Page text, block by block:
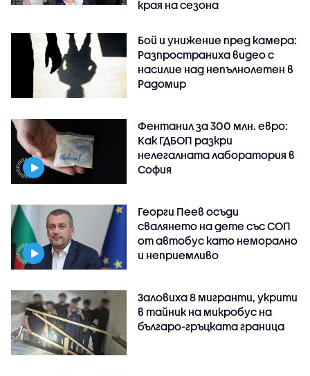
края на сезона
Бой и унижение пред камера:
Разпространиха видео с
насилие над непълнолетен в
Радомир
Фентанил за 300 млн. евро:
Как ГДБОП разкри
нелегалната лаборатория в
София
Георги Пеев осъди
свалянето на дете със СОП
от автобус като неморално
и неприемливо
Заловиха 8 мигранти, укрити
в тайник на микробус на
българо-гръцката граница